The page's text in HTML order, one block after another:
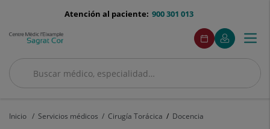
menu-
900 301 013
Atención al paciente:
Buscar
Buscar
menuAcceso
Pedir
cita
Este
enlace
se
abrirá
nueva.
Mi
Quirónsalud
Este
enlace
se
abrirá
ventana
nueva.
Menú
Inicio Servicios médicos Cirugía Torácica Docencia